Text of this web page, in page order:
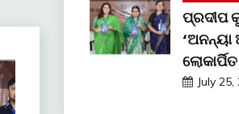
ପ୍ରଦୀପ
‘ଅନନ୍ୟା
ଲୋକାର୍ପିତ
July 25,